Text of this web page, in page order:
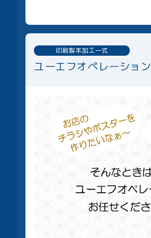
ユーエフオペレーション
印刷製本加工一式